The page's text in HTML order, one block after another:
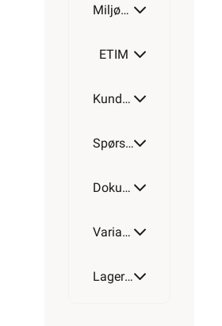
Miljøparametere
ETIM
Kundeomtale
Spørsmål og svar
Dokumentasjon
Varianter av artikkel
Lagerstatus